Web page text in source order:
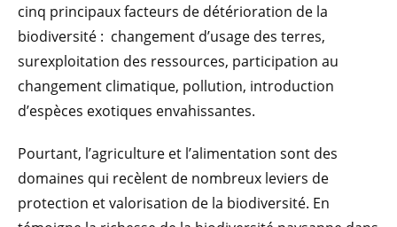
cinq principaux facteurs de détérioration de la
biodiversité : changement d’usage des terres,
surexploitation des ressources, participation au
changement climatique, pollution, introduction
d’espèces exotiques envahissantes.
Pourtant, l’agriculture et l’alimentation sont des
domaines qui recèlent de nombreux leviers de
protection et valorisation de la biodiversité. En